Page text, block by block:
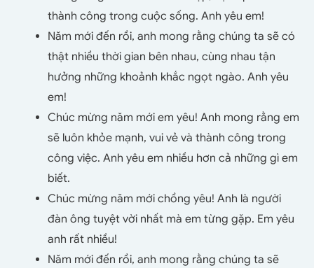
thành công trong cuộc sống. Anh yêu em!
Năm mới đến rồi, anh mong rằng chúng ta sẽ có
thật nhiều thời gian bên nhau, cùng nhau tận
hưởng những khoảnh khắc ngọt ngào. Anh yêu
em!
Chúc mừng năm mới em yêu! Anh mong rằng em
sẽ luôn khỏe mạnh, vui vẻ và thành công trong
công việc. Anh yêu em nhiều hơn cả những gì em
biết.
Chúc mừng năm mới chồng yêu! Anh là người
đàn ông tuyệt vời nhất mà em từng gặp. Em yêu
anh rất nhiều!
Năm mới đến rồi, anh mong rằng chúng ta sẽ